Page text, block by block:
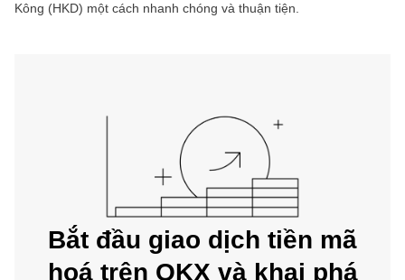
Kông (HKD) một cách nhanh chóng và thuận tiện.
Bắt đầu giao dịch tiền mã
hoá trên OKX và khai phá